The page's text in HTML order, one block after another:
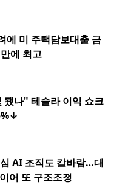
에 미 주택담보대출 금
에 최고
됐나" 테슬라 이익 쇼크
AI 조직도 칼바람…대
어 또 구조조정